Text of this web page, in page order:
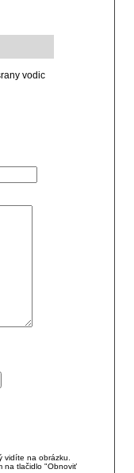
vodic
vidíte na obrázku.
na tlačidlo "Obnoviť